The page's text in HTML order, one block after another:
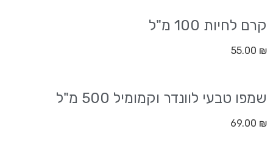
קרם לחיות 100 מ"ל
55.00 ₪
שמפו טבעי לוונדר וקמומיל 500 מ"ל
69.00 ₪